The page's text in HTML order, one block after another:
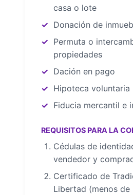
casa o lote
Donación de
Permuta o
propiedades
Dación en pago
Hipoteca voluntaria
Fiducia mercantil e
REQUISITOS PARA LA
Cédulas de
vendedor y
Certificado de
Libertad (menos de